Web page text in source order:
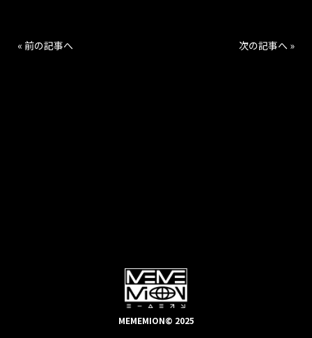
« 前の記事へ 次の記事へ »
MEMEMION© 2025